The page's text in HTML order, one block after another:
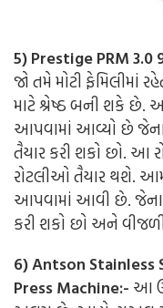
5) Prestige PRM
જો તમે મોટી ફેમિલીમાં
માટે શ્રેષ્ઠ બની શકે છે.
આપવામાં આવ્યો છે
તૈયાર કરી શકો છો. આ
રોટલીઓ તૈયાર થશે.
આપવામાં આવી છે.
કરી શકો છો અને
6) Antson Stainless
Press Machine:- આ